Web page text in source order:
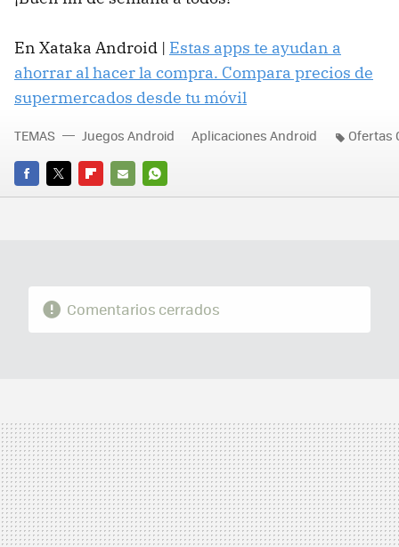
En Xataka Android | Estas apps te ayudan a
ahorrar al hacer la compra. Compara precios de
supermercados desde tu móvil
FACEBOOK
TWITTERFLIPBOARD
E-
WHATSAPP
TEMAS Juegos Android Aplicaciones Android Ofertas
Comentarios cerrados